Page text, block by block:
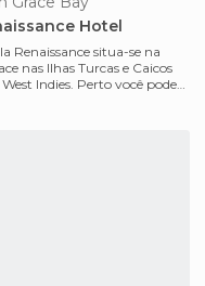
Hotel
Renaissance situa-se na
nas Ilhas Turcas e Caicos
Indies. Perto você pode